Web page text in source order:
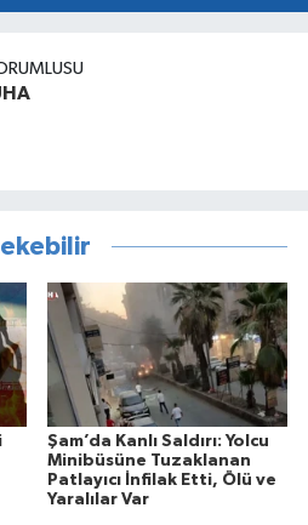
Şam’da Kanlı Saldırı: Yolcu
Minibüsüne Tuzaklanan
Patlayıcı İnfilak Etti, Ölü ve
Yaralılar Var